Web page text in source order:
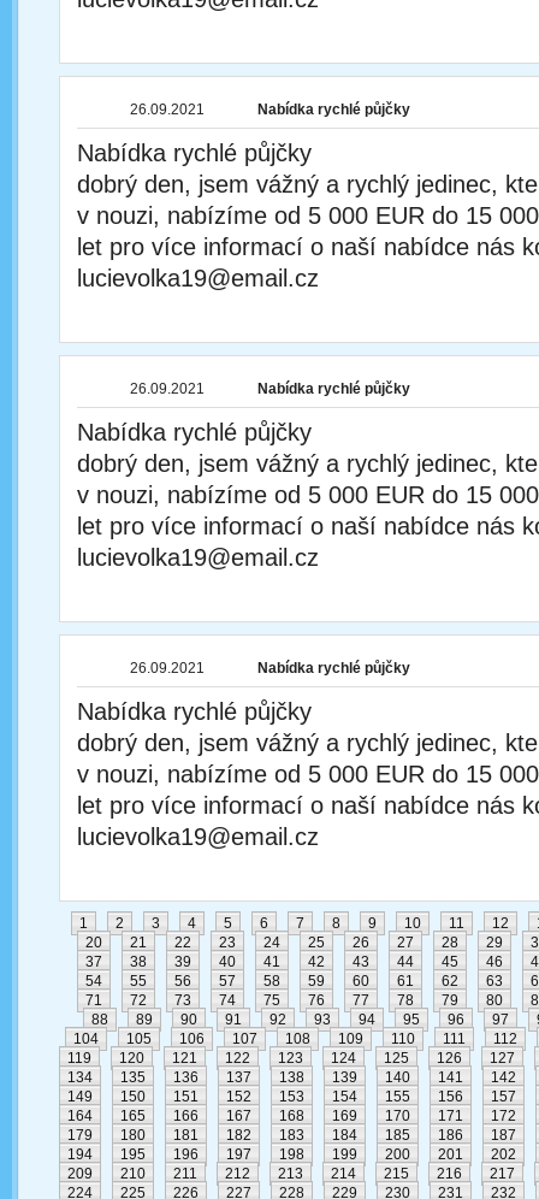
26.09.2021 Nabídka rychlé půjčky
Nabídka rychlé půjčky
dobrý den, jsem vážný a rychlý jedinec,
v nouzi, nabízíme od 5 000 EUR do 15
let pro více informací o naší nabídce nás
lucievolka19@email.cz
26.09.2021 Nabídka rychlé půjčky
Nabídka rychlé půjčky
dobrý den, jsem vážný a rychlý jedinec,
v nouzi, nabízíme od 5 000 EUR do 15
let pro více informací o naší nabídce nás
lucievolka19@email.cz
26.09.2021 Nabídka rychlé půjčky
Nabídka rychlé půjčky
dobrý den, jsem vážný a rychlý jedinec,
v nouzi, nabízíme od 5 000 EUR do 15
let pro více informací o naší nabídce nás
lucievolka19@email.cz
1 2 3 4 5 6 7 8 9 10 11 12
20
21 22 23 24 25 26 27 28 29
37
38 39 40 41 42 43 44 45 46
54
55 56 57 58 59 60 61 62 63
71
72 73 74 75 76 77 78 79 80
88
89 90 91 92 93 94 95 96 97
104
105 106 107 108 109 110 111
112
119
120 121 122 123 124 125 126
127
134
135 136 137 138 139 140 141
142
149
150 151 152 153 154 155 156
157
164
165 166 167 168 169 170 171
172
179
180 181 182 183 184 185 186
187
194
195 196 197 198 199 200 201
202
209
210 211 212 213 214 215 216
217
224
225 226 227 228 229 230 231 232